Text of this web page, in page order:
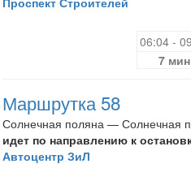
06:04 -
7 мин
Маршрутка 58
Солнечная поляна — Солнечная
идет по направлению к
Автоцентр ЗиЛ